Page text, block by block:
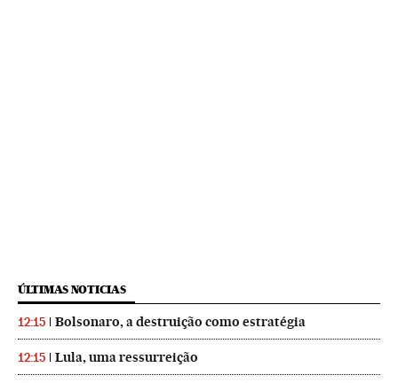
ÚLTIMAS NOTICIAS
12:15 Bolsonaro, a destruição como estratégia
12:15 Lula, uma ressurreição